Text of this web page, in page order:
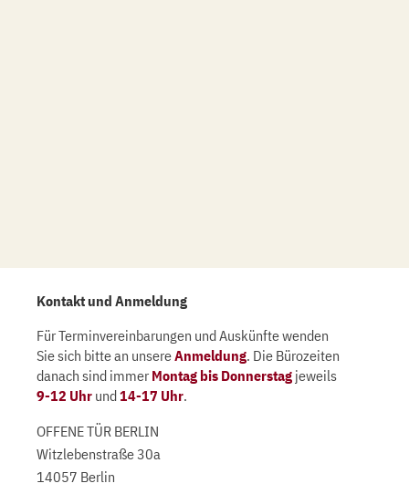
Kontakt und Anmeldung
Für Terminvereinbarungen und Auskünfte wenden
Sie sich bitte an unsereAnmeldung. Die Bürozeiten
danach sind immer Montag bis Donnerstag jeweils
9-12 Uhr und14-17 Uhr.
OFFENE TÜR BERLIN
Witzlebenstraße 30a
14057 Berlin